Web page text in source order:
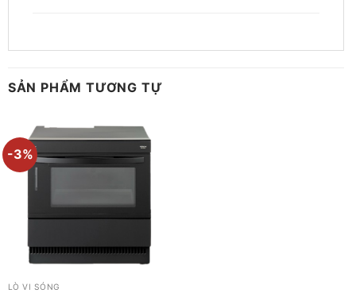
SẢN PHẨM TƯƠNG TỰ
-3%
LÒ VI SÓNG